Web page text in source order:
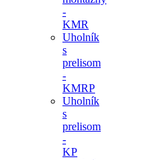
-
KMR
Uholník
s
prelisom
-
KMRP
Uholník
s
prelisom
-
KP